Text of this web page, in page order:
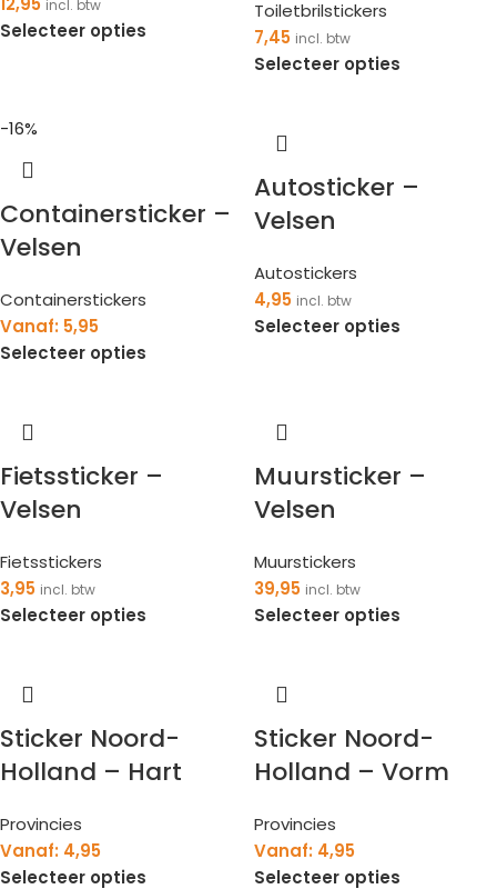
incl. btw
Selecteer opties
Toiletbrilstickers
7,45 incl. btw
Selecteer opties
-16%
Containersticker –
Velsen
Containerstickers
Vanaf: 5,95
Selecteer opties
Autosticker –
Velsen
Autostickers
4,95 incl. btw
Selecteer opties
Fietssticker –
Velsen
Fietsstickers
3,95 incl. btw
Selecteer opties
Muursticker –
Velsen
Muurstickers
39,95 incl. btw
Selecteer opties
Sticker Noord-
Holland – Hart
Provincies
Vanaf: 4,95
Selecteer opties
Sticker Noord-
Holland – Vorm
Provincies
Vanaf: 4,95
Selecteer opties